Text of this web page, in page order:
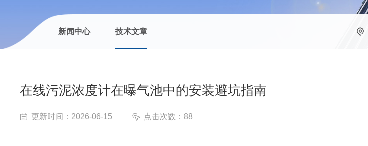
新闻中心 技术文章
在线污泥浓度计在曝气池中的安装避坑指南
更新时间：2026-06-15 点击次数：88